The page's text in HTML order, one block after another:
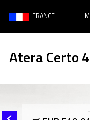
FRANCE
Atera Certo